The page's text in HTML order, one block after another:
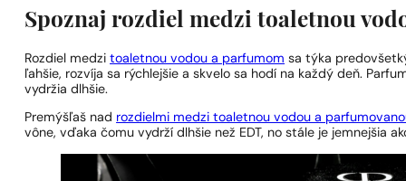
Spoznaj rozdiel medzi toaletnou
Rozdiel medzitoaletnou vodou a parfumom sa týka
ľahšie, rozvíja sa rýchlejšie a skvelo sa hodí na každý deň.
vydržia dlhšie.
Premýšľaš nad rozdielmi medzi toaletnou vodou a
vône, vďaka čomu vydrží dlhšie než EDT, no stále je jemnejšia